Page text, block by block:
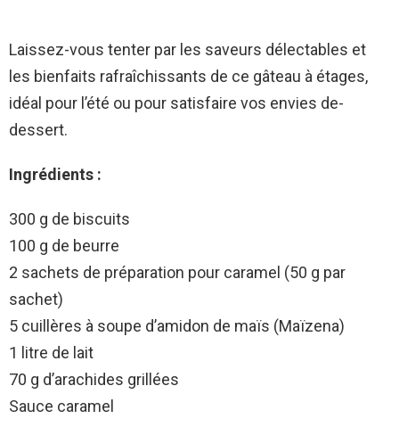
Laissez-vous te­nter par les saveurs déle­ctables et
les bie­nfaits rafraîchissants de ce gâteau à étage­s,
idéal pour l’été ou pour satisfaire vos envies de­
dessert.
Ingrédients :
300 g de biscuits
100 g de beurre
2 sachets de préparation pour caramel (50 g par
sachet)
5 cuillères à soupe d’amidon de maïs (Maïzena)
1 litre de lait
70 g d’arachides grillées
Sauce caramel